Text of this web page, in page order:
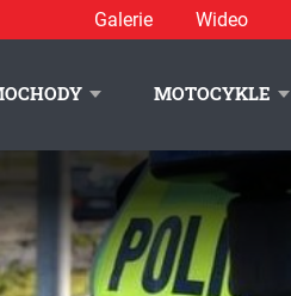
Galerie Wideo
MOTOCYKLE